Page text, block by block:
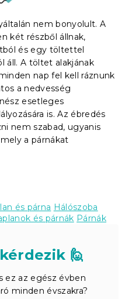
nem bonyolult. A
két részből állnak,
és egy töltettel
áll. A töltet alakjának
nap fel kell ráznunk
a nedvesség
esetleges
is. Az ébredés
nem szabad, ugyanis
a párnákat
és párna Hálószoba
és párnák Párnák
🙋
ez az egész évben
minden évszakra?